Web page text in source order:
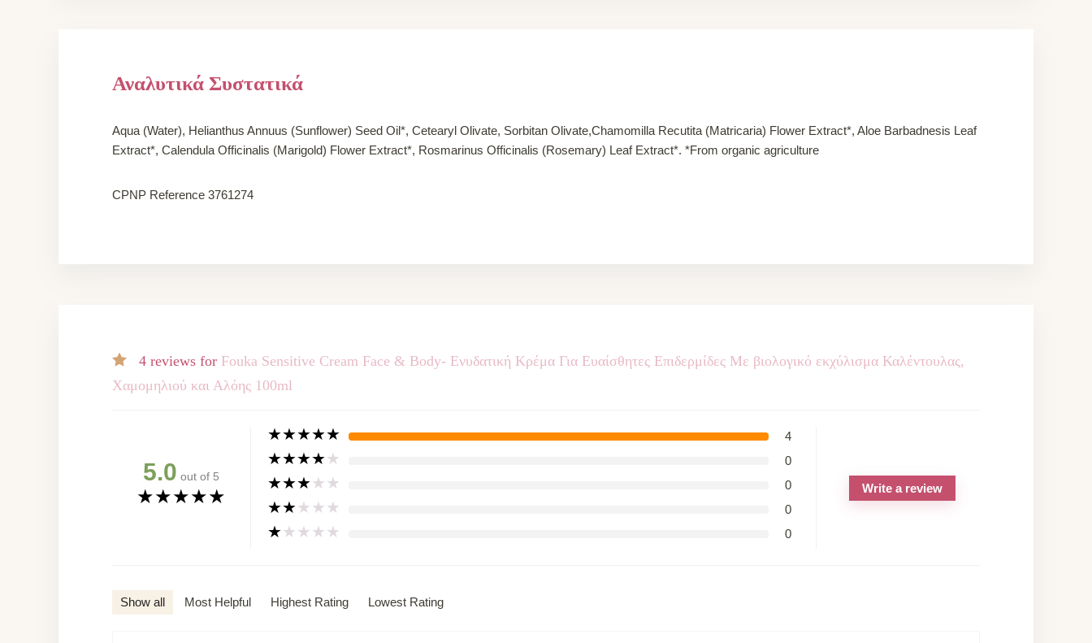
Αναλυτικά Συστατικά
Aqua (Water), Helianthus Annuus (Sunflower) Seed Oil*, Cetearyl Olivate, Sorbitan Olivate,Chamomilla Recutita (Matricaria) Flower Extract*, Aloe Barbadnesis Leaf
Extract*, Calendula Officinalis (Marigold) Flower Extract*, Rosmarinus Officinalis (Rosemary) Leaf Extract*. *From organic agriculture
CPNP Reference 3761274
4 reviews for Fouka Sensitive Cream Face & Body- Ενυδατική Κρέμα Για Ευαίσθητες Επιδερμίδες Με βιολογικό εκχύλισμα Καλέντουλας,
Χαμομηλιού και Αλόης 100ml
5.0 out of 5
★★★★★
★★★★★ 4
★★★★★ 0
★★★★★ 0
★★★★★ 0
★★★★★ 0
Write a review
Show all Most Helpful Highest Rating Lowest Rating